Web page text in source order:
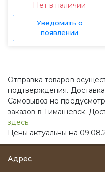
Нет в наличии
Уведомить о
появлении
Отправка товаров
подтверждения.
Самовывоз не
заказов в Тимашевск.
здесь.
Цены актуальны на
Адрес